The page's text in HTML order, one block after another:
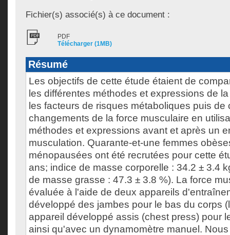
Fichier(s) associé(s) à ce document :
PDF
Télécharger (1MB)
Résumé
Les objectifs de cette étude étaient de
les différentes méthodes et expressions de
les facteurs de risques métaboliques puis de
changements de la force musculaire en
méthodes et expressions avant et après un
musculation. Quarante-et-une femmes
ménopausées ont été recrutées pour cette
ans; indice de masse corporelle : 34.2 ± 3.4
de masse grasse : 47.3 ± 3.8 %). La force
évaluée à l'aide de deux appareils
développé des jambes pour le bas du corps
appareil développé assis (chest press) pour
ainsi qu'avec un dynamomètre manuel.